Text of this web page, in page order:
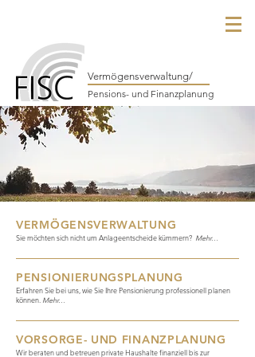
Vermögensverwaltung/
Pensions- und Finanzplanung
VERMÖGENSVERWALTUNG
Sie möchten sich nicht um Anlageentscheide kümmern? Mehr…
PENSIONIERUNGSPLANUNG
Erfahren Sie bei uns, wie Sie Ihre Pensionierung professionell planen
können. Mehr…
VORSORGE- UND FINANZPLANUNG
Wir beraten und betreuen private Haushalte finanziell bis zur